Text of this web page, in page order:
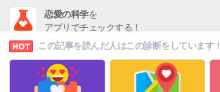
恋愛の科学を
アプリでチェックする！
この記事を読んだ人はこの診断をしています！